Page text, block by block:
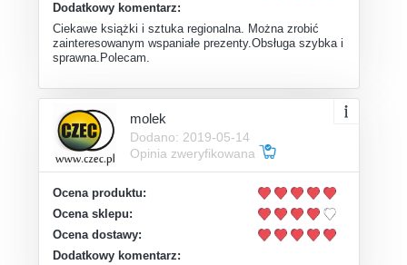
Dodatkowy komentarz:
Ciekawe książki i sztuka regionalna. Można zrobić
zainteresowanym wspaniałe prezenty.Obsługa szybka i
sprawna.Polecam.
molek
Dodano: 2019-05-14
Opinia zweryfikowana
Ocena produktu:
Ocena sklepu:
Ocena dostawy:
Dodatkowy komentarz: